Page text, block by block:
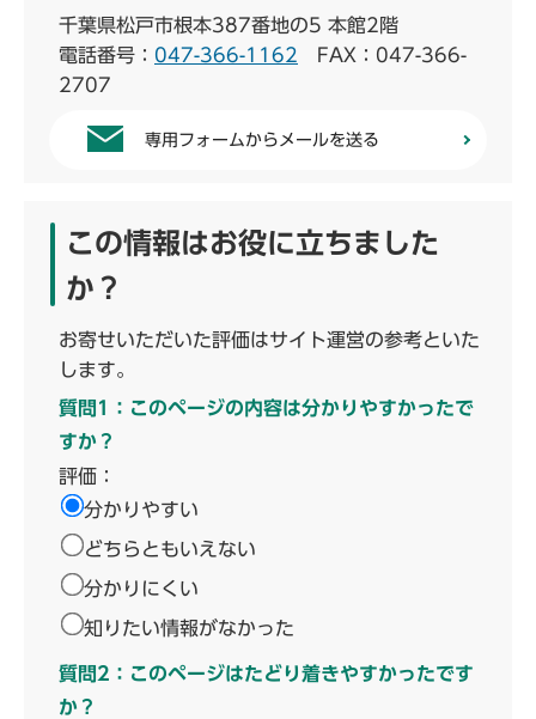
千葉県松戸市根本387番地の5 本館2階
電話番号： 047-366-1162 FAX：047-366-
2707
専用フォームからメールを送る
この情報はお役に立ちました
か？
お寄せいただいた評価はサイト運営の参考といた
します。
質問1：このページの内容は分かりやすかったで
すか？
評価：
分かりやすい
どちらともいえない
分かりにくい
知りたい情報がなかった
質問2：このページはたどり着きやすかったです
か？